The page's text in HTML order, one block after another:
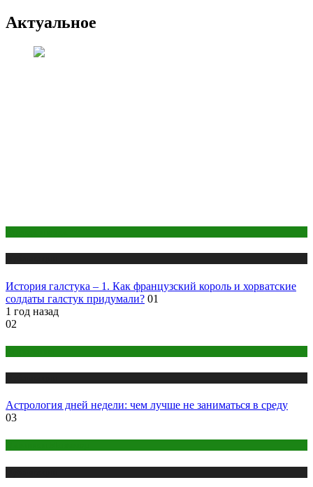
Актуальное
История галстука – 1. Как французский король и хорватские
солдаты галстук придумали? 01
1 год назад
02
Астрология дней недели: чем лучше не заниматься в среду
03